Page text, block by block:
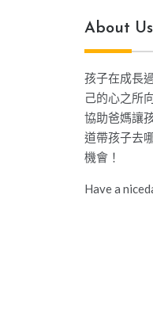
About Us
孩子在成長
己的心之所
協助爸媽讓
道帶孩子去
機會！
Have a